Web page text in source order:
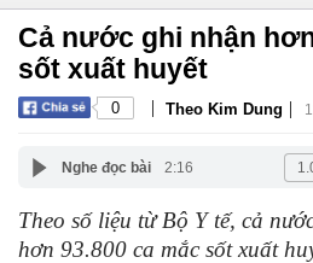
Cả nước ghi nhận
sốt xuất huyết
0 | Theo Kim Dung |
Nghe đọc bài 2:16
Theo số liệu từ Bộ Y tế, cả
hơn 93.800 ca mắc sốt xuất